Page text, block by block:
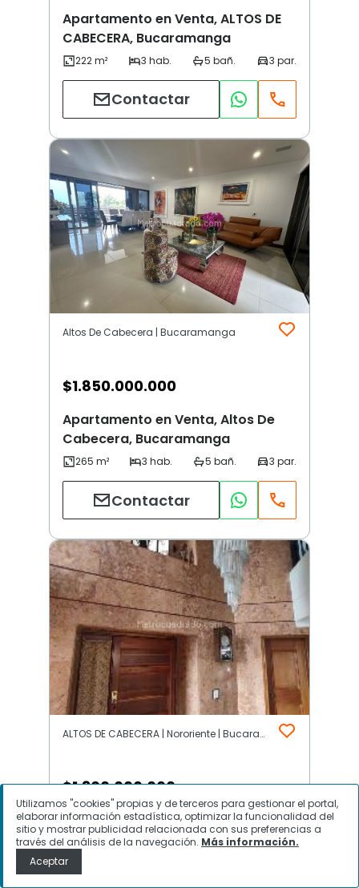
Apartamento en Venta, ALTOS DE
CABECERA, Bucaramanga
Contactar
Altos De Cabecera | Bucaramanga
$1.850.000.000
Apartamento en Venta, Altos De
Cabecera, Bucaramanga
Contactar
ALTOS DE CABECERA | Nororiente | Bucaramanga
$1.300.000.000
Apartamento en Venta, ALTOS DE
CABECERA, Bucaramanga
Utilizamos "cookies" propias y de terceros para gestionar el portal,
elaborar información estadística, optimizar la funcionalidad del
sitio y mostrar publicidad relacionada con sus preferencias a
través del análisis de la navegación. Más información.
Aceptar